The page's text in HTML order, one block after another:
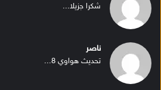
شكرا جزيلا...
ناصر
تحديث هواوي 8...